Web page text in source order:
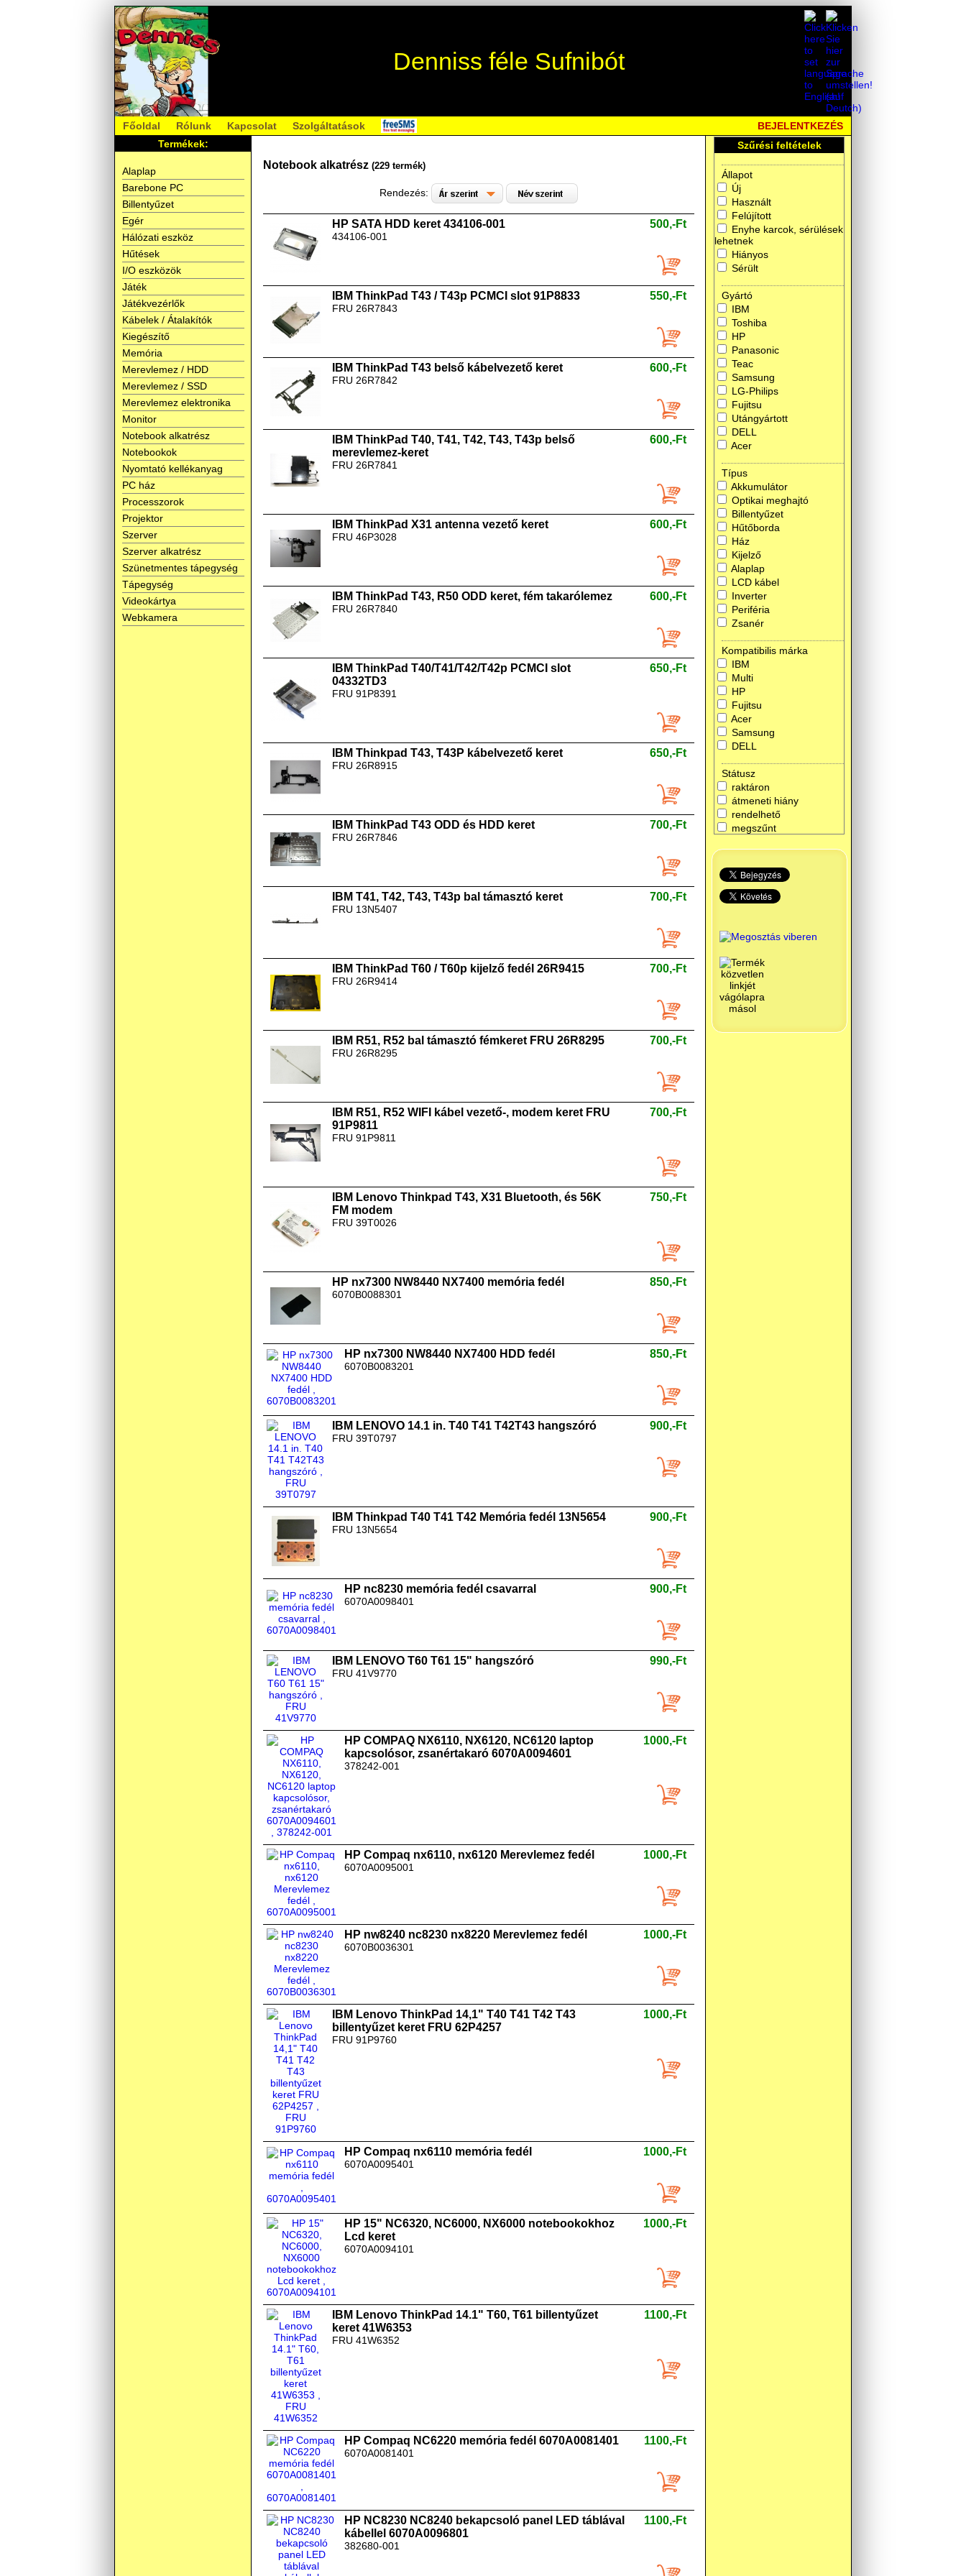
Denniss féle Sufnibót
Főoldal Rólunk Kapcsolat Szolgáltatások
BEJELENTKEZÉS
Termékek:
Alaplap
Barebone PC
Billentyűzet
Egér
Hálózati eszköz
Hűtések
I/O eszközök
Játék
Játékvezérlők
Kábelek / Átalakítók
Kiegészítő
Memória
Merevlemez / HDD
Merevlemez / SSD
Merevlemez elektronika
Monitor
Notebook alkatrész
Notebookok
Nyomtató kellékanyag
PC ház
Processzorok
Projektor
Szerver
Szerver alkatrész
Szünetmentes tápegység
Tápegység
Videokártya
Webkamera
Notebook alkatrész (229 termék)
Rendezés:
HP SATA HDD keret 434106-001
434106-001
500,-Ft
IBM ThinkPad T43 / T43p PCMCI slot 91P8833
FRU 26R7843
550,-Ft
IBM ThinkPad T43 belső kábelvezető keret
FRU 26R7842
600,-Ft
IBM ThinkPad T40, T41, T42, T43, T43p belső
merevlemez-keret
FRU 26R7841
600,-Ft
IBM ThinkPad X31 antenna vezető keret
FRU 46P3028
600,-Ft
IBM ThinkPad T43, R50 ODD keret, fém takarólemez
FRU 26R7840
600,-Ft
IBM ThinkPad T40/T41/T42/T42p PCMCI slot
04332TD3
FRU 91P8391
650,-Ft
IBM Thinkpad T43, T43P kábelvezető keret
FRU 26R8915
650,-Ft
IBM ThinkPad T43 ODD és HDD keret
FRU 26R7846
700,-Ft
IBM T41, T42, T43, T43p bal támasztó keret
FRU 13N5407
700,-Ft
IBM ThinkPad T60 / T60p kijelző fedél 26R9415
FRU 26R9414
700,-Ft
IBM R51, R52 bal támasztó fémkeret FRU 26R8295
FRU 26R8295
700,-Ft
IBM R51, R52 WIFI kábel vezető-, modem keret FRU
91P9811
FRU 91P9811
700,-Ft
IBM Lenovo Thinkpad T43, X31 Bluetooth, és 56K
FM modem
FRU 39T0026
750,-Ft
HP nx7300 NW8440 NX7400 memória fedél
6070B0088301
850,-Ft
HP nx7300 NW8440 NX7400 HDD fedél
6070B0083201
850,-Ft
IBM LENOVO 14.1 in. T40 T41 T42T43 hangszóró
FRU 39T0797
900,-Ft
IBM Thinkpad T40 T41 T42 Memória fedél 13N5654
FRU 13N5654
900,-Ft
HP nc8230 memória fedél csavarral
6070A0098401
900,-Ft
IBM LENOVO T60 T61 15" hangszóró
FRU 41V9770
990,-Ft
HP COMPAQ NX6110, NX6120, NC6120 laptop
kapcsolósor, zsanértakaró 6070A0094601
378242-001
1000,-Ft
HP Compaq nx6110, nx6120 Merevlemez fedél
6070A0095001
1000,-Ft
HP nw8240 nc8230 nx8220 Merevlemez fedél
6070B0036301
1000,-Ft
IBM Lenovo ThinkPad 14,1" T40 T41 T42 T43
billentyűzet keret FRU 62P4257
FRU 91P9760
1000,-Ft
HP Compaq nx6110 memória fedél
6070A0095401
1000,-Ft
HP 15" NC6320, NC6000, NX6000 notebookokhoz
Lcd keret
6070A0094101
1000,-Ft
IBM Lenovo ThinkPad 14.1" T60, T61 billentyűzet
keret 41W6353
FRU 41W6352
1100,-Ft
HP Compaq NC6220 memória fedél 6070A0081401
6070A0081401
1100,-Ft
HP NC8230 NC8240 bekapcsoló panel LED táblával
kábellel 6070A0096801
382680-001
1100,-Ft
Szűrési feltételek
Állapot
Új
Használt
Felújított
Enyhe karcok, sérülések
lehetnek
Hiányos
Sérült
Gyártó
IBM
Toshiba
HP
Panasonic
Teac
Samsung
LG-Philips
Fujitsu
Utángyártott
DELL
Acer
Típus
Akkumulátor
Optikai meghajtó
Billentyűzet
Hűtőborda
Ház
Kijelző
Alaplap
LCD kábel
Inverter
Periféria
Zsanér
Kompatibilis márka
IBM
Multi
HP
Fujitsu
Acer
Samsung
DELL
Státusz
raktáron
átmeneti hiány
rendelhető
megszűnt